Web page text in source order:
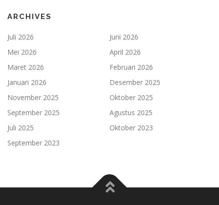
ARCHIVES
Juli 2026
Juni 2026
Mei 2026
April 2026
Maret 2026
Februari 2026
Januari 2026
Desember 2025
November 2025
Oktober 2025
September 2025
Agustus 2025
Juli 2025
Oktober 2023
September 2023